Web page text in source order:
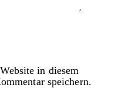
in diesem
speichern.